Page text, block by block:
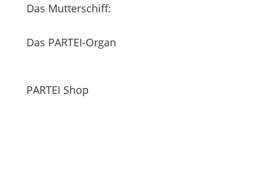
Das Mutterschiff:
Das PARTEI-Organ
PARTEI Shop